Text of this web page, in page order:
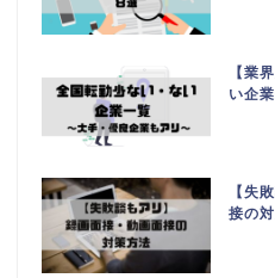
【業
い企
【失
接の